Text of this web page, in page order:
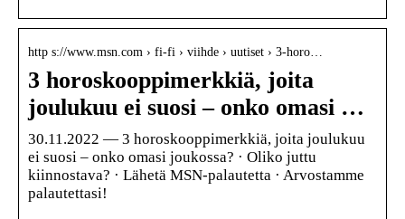
http s://www.msn.com › fi-fi › viihde › uutiset › 3-horo…
3 horoskooppimerkkiä, joita
joulukuu ei suosi – onko omasi …
30.11.2022 — 3 horoskooppimerkkiä, joita joulukuu
ei suosi – onko omasi joukossa? · Oliko juttu
kiinnostava? · Lähetä MSN-palautetta · Arvostamme
palautettasi!